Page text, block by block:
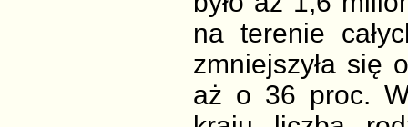
na terenie
zmniejszyła się
aż o 36 proc.